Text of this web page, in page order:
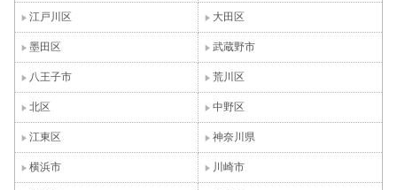
江戸川区 大田区
墨田区 武蔵野市
八王子市 荒川区
北区 中野区
江東区 神奈川県
横浜市 川崎市